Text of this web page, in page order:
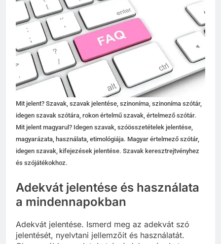
Mit jelent? Szavak, szavak jelentése, szinoníma, szinoníma szótár,
idegen szavak szótára, rokon értelmű szavak, értelmező szótár.
Mit jelent magyarul? Idegen szavak, szóösszetételek jelentése,
magyarázata, használata, etimológiája. Magyar értelmező szótár,
idegen szavak, kifejezések jelentése. Szavak keresztrejtvényhez
és szójátékokhoz.
Adekvát jelentése és használata
a mindennapokban
Adekvát jelentése. Ismerd meg az adekvát szó
jelentését, nyelvtani jellemzőit és használatát.